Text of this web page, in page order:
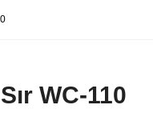
WC-110